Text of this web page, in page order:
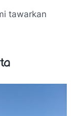
tawarkan